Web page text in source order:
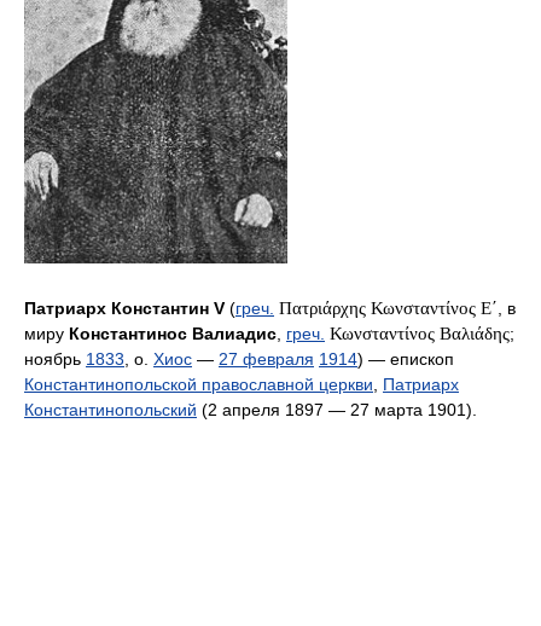
Патриарх Константин V (греч. Πατριάρχης Κωνσταντίνος Ε΄ , в
миру Константинос Валиадис греч. Κωνσταντίνος Βαλιάδης;
ноябрь 1833 , о. Хиос — 27 февраля 1914) — епископ
Константинопольской православной церкви
Патриарх
Константинопольский (2 апреля 1897 — 27 марта 1901).